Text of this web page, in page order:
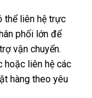
thể liên hệ trực
phối lớn để
vận chuyển.
hoặc liên hệ các
hàng theo yêu